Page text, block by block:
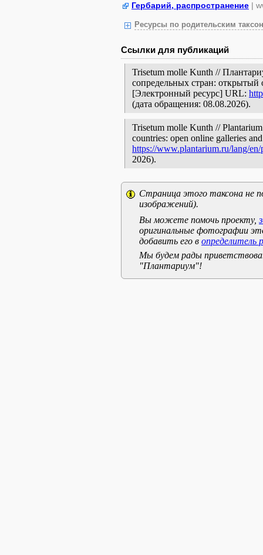
Гербарий, распространение |
Ресурсы по родительским
Ссылки для публикаций
Trisetum molle Kunth //
сопредельных стран: открытый
[Электронный ресурс] URL:
(дата обращения: 08.08.2026).
Trisetum molle Kunth //
countries: open online galleries
https://www.plantarium.ru/lang/
2026).
Страница этого таксона не
изображений).
Вы можете помочь проекту,
оригинальные фотографии
добавить его в определитель
Мы будем рады
"Плантариум"!